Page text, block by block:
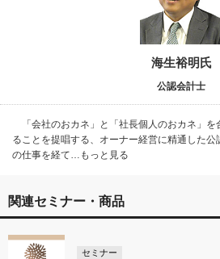
海生裕明氏
公認会計士
「会社のおカネ」と「社長個人のおカネ」を
ることを提唱する、オーナー経営に精通した
の仕事を経て…もっと見る
関連セミナー・商品
セミナー